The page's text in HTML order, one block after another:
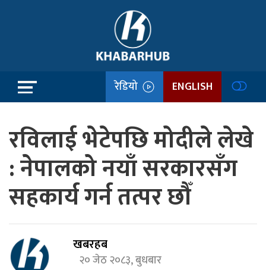
रेडियो ENGLISH
रविलाई भेटेपछि मोदीले लेखे
: नेपालको नयाँ सरकारसँग
सहकार्य गर्न तत्पर छौँ
खबरहब
२० जेठ २०८३, बुधबार